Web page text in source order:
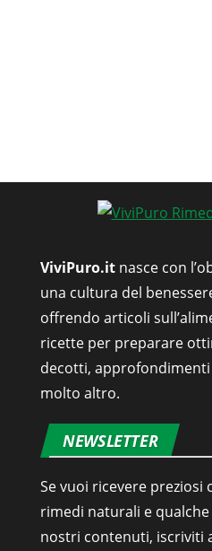
ViviPuro.it nasce con
una cultura del
offrendo articoli
ricette per preparare
decotti,
molto altro.
NEWSLETTER
Se vuoi ricevere preziosi
rimedi naturali e
nostri contenuti, iscriviti